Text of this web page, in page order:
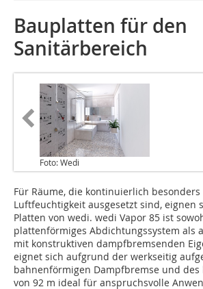
Bauplatten für den
Sanitärbereich
Foto: Wedi
Für Räume, die kontinuierlich
Luftfeuchtigkeit ausgesetzt sind, eignen
Platten von wedi. wedi Vapor 85 ist
plattenförmiges Abdichtungssys­tem als
mit konstruktiven dampfbremsenden
eignet sich aufgrund der werkseitig
bahnenförmigen Dampfbremse und des
von 92 m ideal für anspruchsvolle